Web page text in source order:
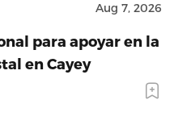
Aug 7, 2026
para apoyar en la
en Cayey